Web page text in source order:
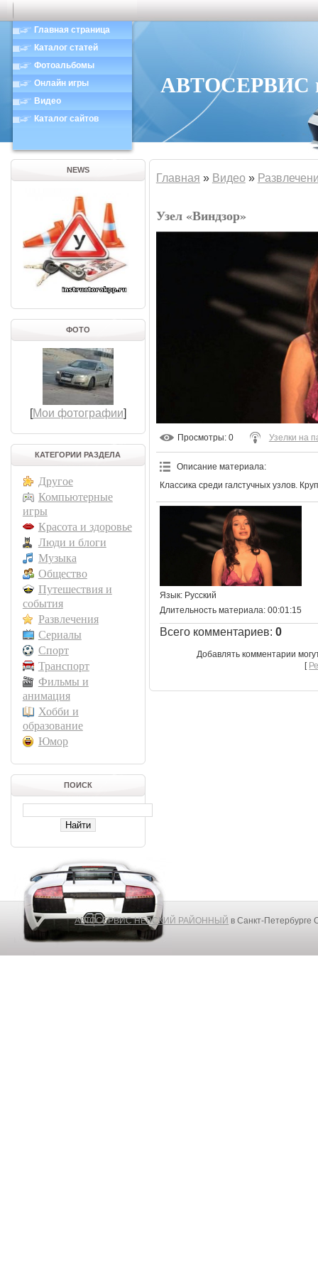
Главная страница
Каталог статей
Фотоальбомы
Онлайн игры
Видео
Каталог сайтов
АВТОСЕРВИС в
NEWS
ФОТО
[Мои фотографии]
КАТЕГОРИИ РАЗДЕЛА
Другое
Компьютерные
игры
Красота и здоровье
Люди и блоги
Музыка
Общество
Путешествия и
события
Развлечения
Сериалы
Спорт
Транспорт
Фильмы и
анимация
Хобби и
образование
Юмор
ПОИСК
Главная » Видео »
Узел «Виндзор»
Просмотры: 0 Узелки на
Описание материала:
Классика среди галстучных узлов.
Язык: Русский
Длительность материала: 00:01:15
Всего комментариев: 0
Добавлять комментарии
[
АВТОСЕРВИС НЕВСКИЙ РАЙОННЫЙ в Санкт-Петербурге